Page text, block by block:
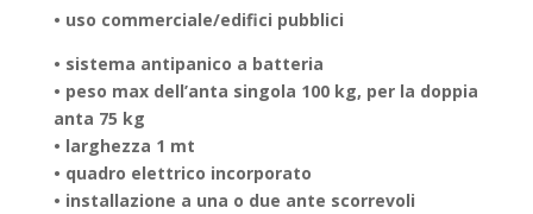
• uso commerciale/edifici pubblici
• sistema antipanico a batteria
• peso max dell’anta singola 100 kg, per la doppia
anta 75 kg
• larghezza 1 mt
• quadro elettrico incorporato
• installazione a una o due ante scorrevoli